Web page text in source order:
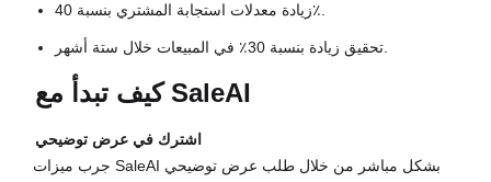
زيادة معدلات استجابة المشتري بنسبة 40٪.
تحقيق زيادة بنسبة 30٪ في المبيعات خلال ستة أشهر.
كيف تبدأ مع SaleAI
اشترك في عرض توضيحي
جرب ميزات SaleAI بشكل مباشر من خلال طلب عرض توضيحي